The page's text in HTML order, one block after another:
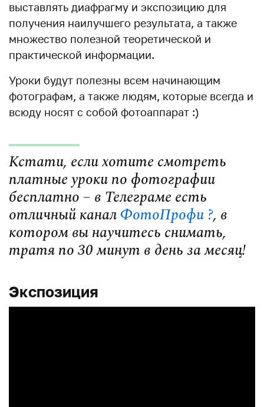
выставлять диафрагму и экспозицию для
получения наилучшего результата, а также
множество полезной теоретической и
практической информации.
Уроки будут полезны всем начинающим
фотографам, а также людям, которые всегда и
всюду носят с собой фотоаппарат :)
Кстати, если хотите смотреть
платные уроки по фотографии
бесплатно – в Телеграме есть
отличный каналФотоПрофи ?, в
котором вы научитесь снимать,
тратя по 30 минут в день за месяц!
Экспозиция